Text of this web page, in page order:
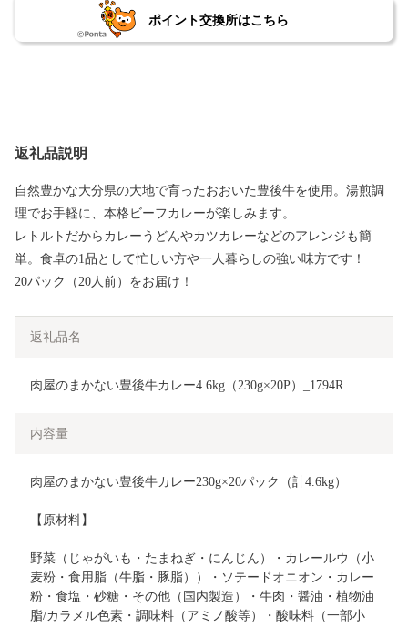
ポイント交換所はこちら
返礼品説明
自然豊かな大分県の大地で育ったおおいた豊後牛を使用。湯煎調
理でお手軽に、本格ビーフカレーが楽しみます。
レトルトだからカレーうどんやカツカレーなどのアレンジも簡
単。食卓の1品として忙しい方や一人暮らしの強い味方です！
20パック（20人前）をお届け！
返礼品名
肉屋のまかない豊後牛カレー4.6kg（230g×20P）_1794R
内容量
肉屋のまかない豊後牛カレー230g×20パック（計4.6kg）
【原材料】
野菜（じゃがいも・たまねぎ・にんじん）・カレールウ（小
麦粉・食用脂（牛脂・豚脂））・ソテードオニオン・カレー
粉・食塩・砂糖・その他（国内製造）・牛肉・醤油・植物油
脂/カラメル色素・調味料（アミノ酸等）・酸味料（一部小